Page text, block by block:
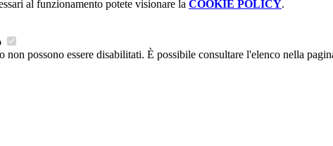
al funzionamento potete visionare la COOKIE POLICY.
non possono essere disabilitati. È possibile consultare l'elenco nella